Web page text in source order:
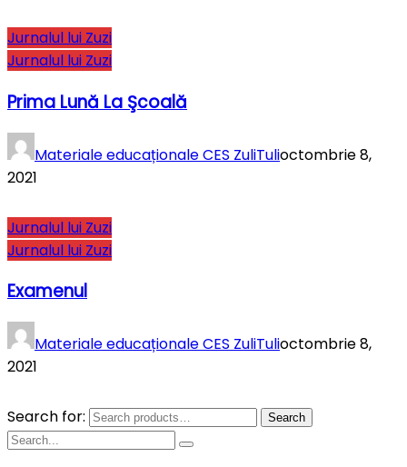
Jurnalul lui Zuzi
Jurnalul lui Zuzi
Prima Lună La Şcoală
Materiale educaționale CES ZuliTulioctombrie 8,
2021
Jurnalul lui Zuzi
Jurnalul lui Zuzi
Examenul
Materiale educaționale CES ZuliTulioctombrie 8,
2021
Search for: Search